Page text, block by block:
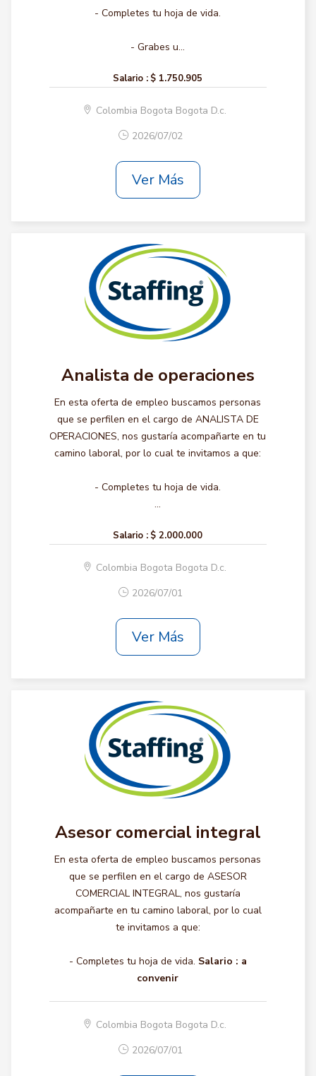
- Completes tu hoja de vida.
- Grabes u...
Salario : $ 1.750.905
Colombia Bogota Bogota D.c.
2026/07/02
Ver Más
Analista de operaciones
En esta oferta de empleo buscamos personas
que se perfilen en el cargo de ANALISTA DE
OPERACIONES, nos gustaría acompañarte en tu
camino laboral, por lo cual te invitamos a que:
- Completes tu hoja de vida.
...
Salario : $ 2.000.000
Colombia Bogota Bogota D.c.
2026/07/01
Ver Más
Asesor comercial integral
En esta oferta de empleo buscamos personas
que se perfilen en el cargo de ASESOR
COMERCIAL INTEGRAL, nos gustaría
acompañarte en tu camino laboral, por lo cual
te invitamos a que:
- Completes tu hoja de vida. Salario : a
convenir
Colombia Bogota Bogota D.c.
2026/07/01